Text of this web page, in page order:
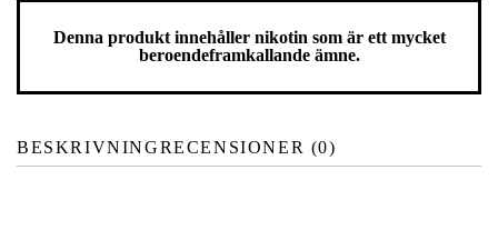
Denna produkt innehåller nikotin som är ett mycket
beroendeframkallande ämne.
BESKRIVNINGRECENSIONER (0)